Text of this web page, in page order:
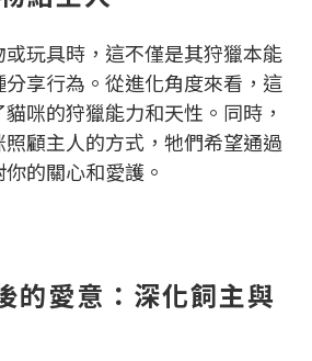
玩具時，這不僅是其狩獵本能
享行為。從進化角度來看，這
咪的狩獵能力和天性。同時，
顧主人的方式，牠們希望通過
的關心和愛護。
的愛意：深化飼主與